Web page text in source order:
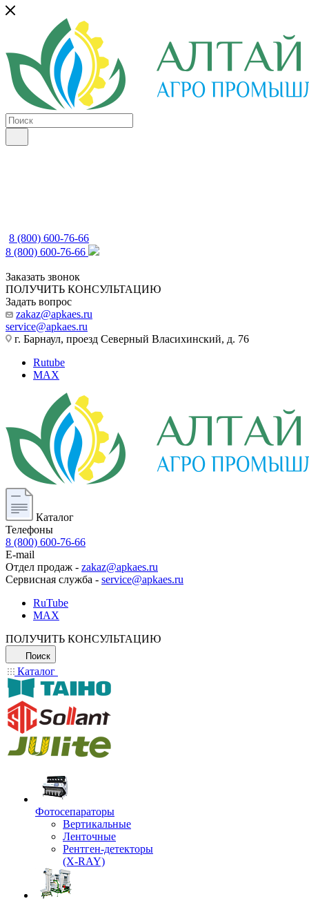
8 (800) 600-76-66
8 (800) 600-76-66
Заказать звонок
ПОЛУЧИТЬ КОНСУЛЬТАЦИЮ
Задать вопрос
zakaz@apkaes.ru
service@apkaes.ru
г. Барнаул, проезд Северный Власихинский, д. 76
Rutube
MAX
Каталог
Телефоны
8 (800) 600-76-66
E-mail
Отдел продаж - zakaz@apkaes.ru
Сервисная служба - service@apkaes.ru
RuTube
MAX
ПОЛУЧИТЬ КОНСУЛЬТАЦИЮ
Поиск
Каталог
Фотосепараторы
Вертикальные
Ленточные
Рентген-детекторы
(X-RAY)